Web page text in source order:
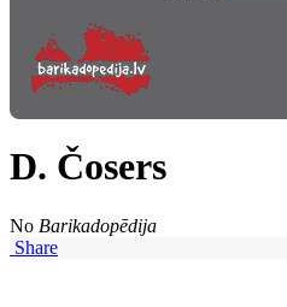
D. Čosers
No Barikadopēdija
Share